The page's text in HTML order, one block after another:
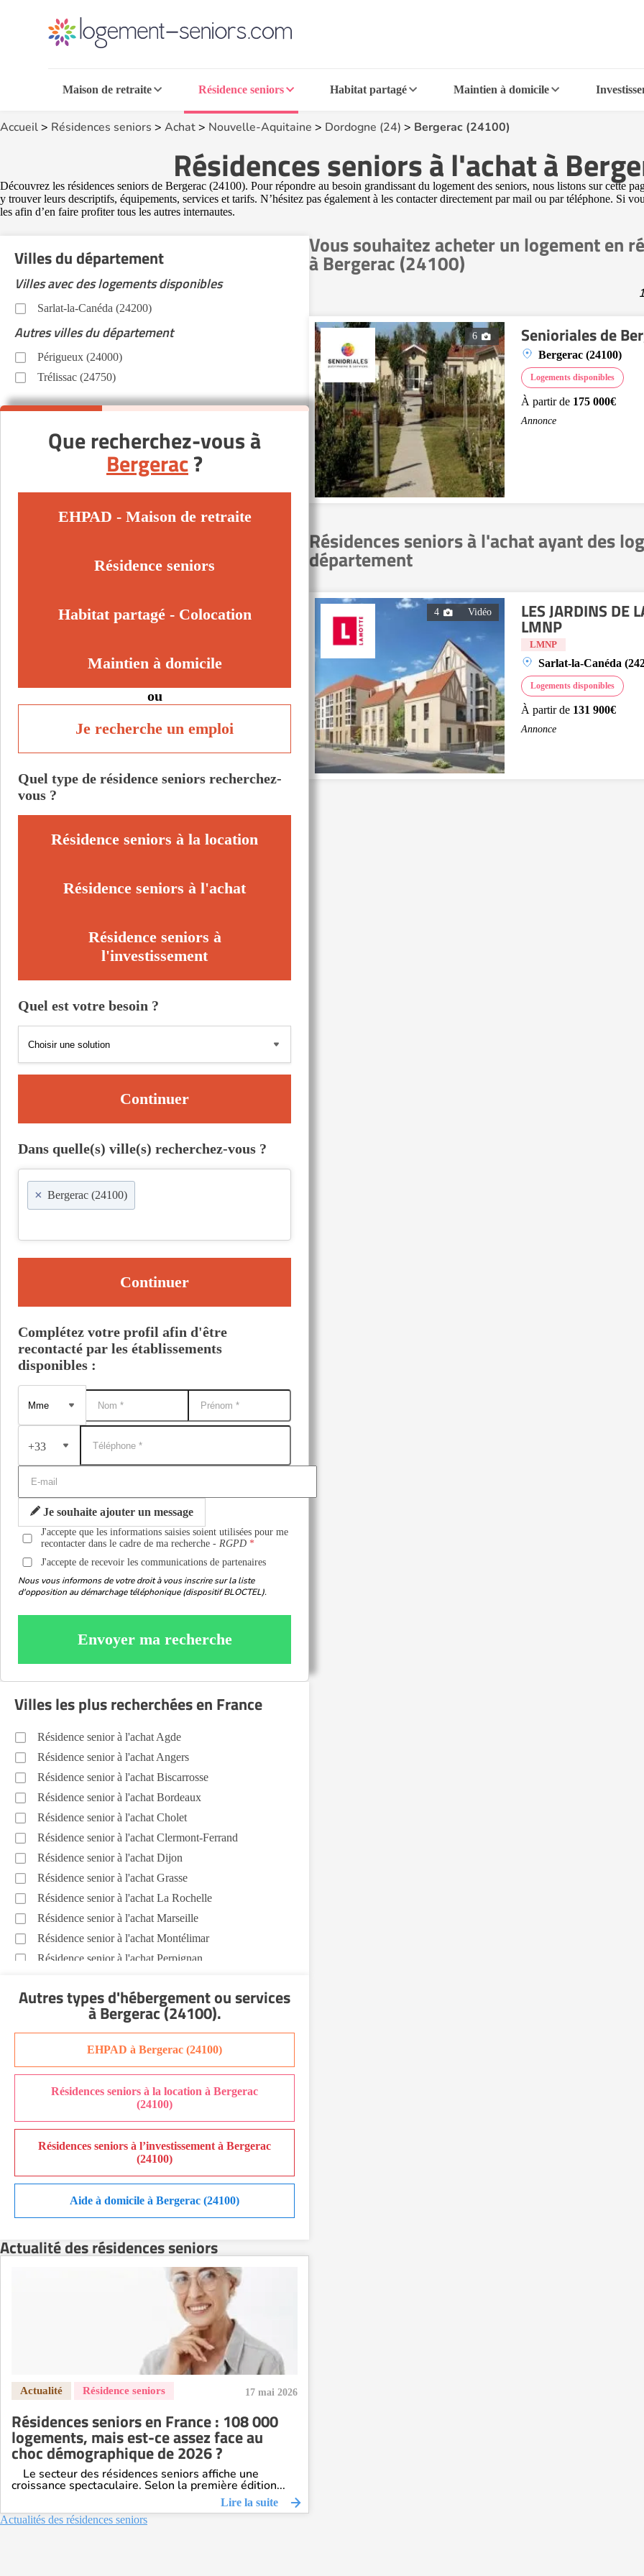
Maison de retraite Résidence seniors Habitat partagé Maintien à domicile
Accueil> Résidences seniors > Achat> Nouvelle-Aquitaine > Dordogne (24) > Bergerac (24100)
Résidences seniors à l'achat à
Découvrez les résidences seniors de Bergerac (24100). Pour répondre au besoin grandissant du logement des seniors, nous listons sur cette
y trouver leurs descriptifs, équipements, services et tarifs. N’hésitez pas également à les contacter directement par mail ou par téléphone. Si
les afin d’en faire profiter tous les autres internautes.
Vous souhaitez acheter un logement en
à Bergerac (24100)
6 Senioriales de
Bergerac (24100)
Logements disponibles
À partir de 175 000€
Annonce
Résidences seniors à l'achat ayant des
département
4 Vidéo LES JARDINS DE
LMNP
LMNP
Sarlat-la-Canéda
Logements disponibles
À partir de 131 900€
Annonce
Villes du département
Villes avec des logements disponibles
Sarlat-la-Canéda (24200)
Autres villes du département
Périgueux (24000)
Trélissac (24750)
Que recherchez-vous à
Bergerac?
EHPAD - Maison de retraite
Résidence seniors
Habitat partagé - Colocation
Maintien à domicile
ou
Je recherche un emploi
Quel type de résidence seniors recherchez-
vous ?
Résidence seniors à la location
Résidence seniors à l'achat
Résidence seniors à
l'investissement
Quel est votre besoin ?
Continuer
Dans quelle(s) ville(s) recherchez-vous ?
× Bergerac (24100)
Continuer
Complétez votre profil afin d'être
recontacté par les établissements
disponibles :
+33
Je souhaite ajouter un message
J'accepte que les informations saisies soient utilisées pour me
recontacter dans le cadre de ma recherche -RGPD
J'accepte de recevoir les communications de partenaires
Nous vous informons de votre droit à vous inscrire sur la liste
d'opposition au démarchage téléphonique (dispositif BLOCTEL).
Envoyer ma recherche
Villes les plus recherchées en France
Résidence senior à l'achat Agde
Résidence senior à l'achat Angers
Résidence senior à l'achat Biscarrosse
Résidence senior à l'achat Bordeaux
Résidence senior à l'achat Cholet
Résidence senior à l'achat Clermont-Ferrand
Résidence senior à l'achat Dijon
Résidence senior à l'achat Grasse
Résidence senior à l'achat La Rochelle
Résidence senior à l'achat Marseille
Résidence senior à l'achat Montélimar
Résidence senior à l'achat Perpignan
Résidence senior à l'achat Sainte-Marie
Recherche par ville
Autres types d'hébergement ou services
à Bergerac (24100).
EHPAD à Bergerac (24100)
Résidences seniors à la location à Bergerac
(24100)
Résidences seniors à l’investissement à Bergerac
(24100)
Aide à domicile à Bergerac (24100)
Actualité des résidences seniors
17 mai 2026
Résidences seniors en France : 108 000
logements, mais est-ce assez face au
choc démographique de 2026 ?
Le secteur des résidences seniors affiche une
croissance spectaculaire. Selon la première édition...
Lire la suite
Actualités des résidences seniors